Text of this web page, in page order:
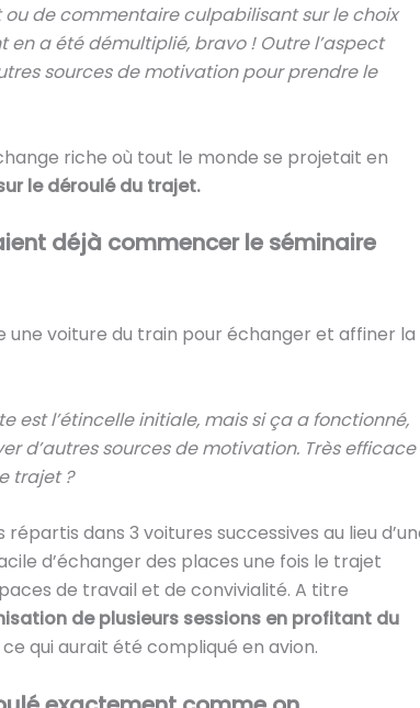
de commentaire culpabilisant sur le choix
en a été démultiplié, bravo ! Outre l’aspect
sources de motivation pour prendre le
riche où tout le monde se projetait en
le déroulé du trajet.
déjà commencer le séminaire
une voiture du train pour échanger et affiner la
est l’étincelle initiale, mais si ça a fonctionné,
d’autres sources de motivation. Très efficace
trajet ?
dans 3 voitures successives au lieu
d’échanger des places une fois le trajet
de travail et de convivialité. A titre
de plusieurs sessions en profitant du
qui aurait été compliqué en avion.